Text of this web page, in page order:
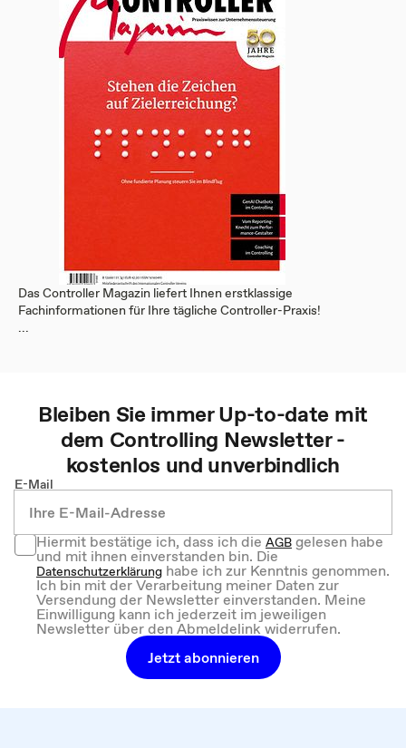
Das Controller Magazin liefert Ihnen erstklassige
Fachinformationen für Ihre tägliche Controller-Praxis!
...
Bleiben Sie immer Up-to-date mit
dem Controlling Newsletter -
kostenlos und unverbindlich
E-Mail
Hiermit bestätige ich, dass ich dieAGBgelesen habe
und mit ihnen einverstanden bin. Die
Datenschutzerklärung habe ich zur Kenntnis genommen.
Ich bin mit der Verarbeitung meiner Daten zur
Versendung der Newsletter einverstanden. Meine
Einwilligung kann ich jederzeit im jeweiligen
Newsletter über den Abmeldelink widerrufen.
Jetzt abonnieren